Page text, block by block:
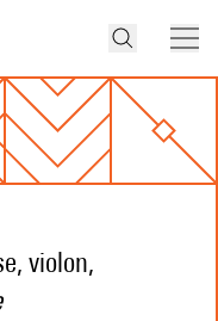
violon,